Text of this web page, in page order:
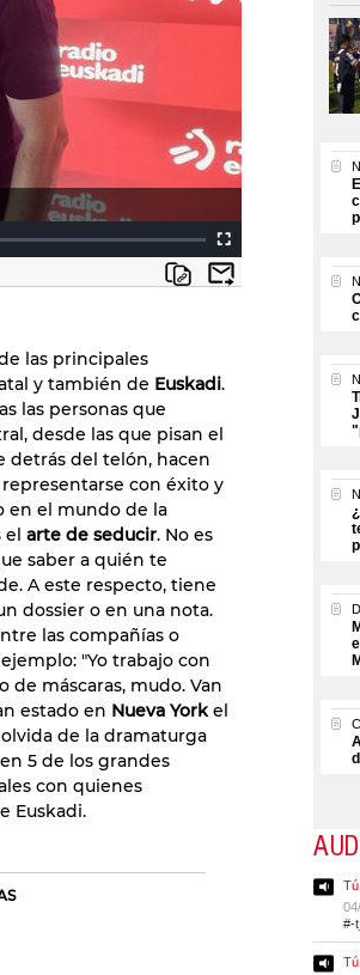
las principales
y también de Euskadi.
las personas que
desde las que pisan el
detrás del telón, hacen
con éxito y
en el mundo de la
el arte de seducir. No es
saber a quién te
A este respecto, tiene
dossier o en una nota.
las compañías o
"Yo trabajo con
de máscaras, mudo. Van
estado en Nueva Yorkel
de la dramaturga
5 de los grandes
con quienes
Euskadi.
#-